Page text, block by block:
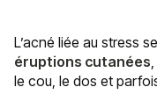
L’acné liée au stress
éruptions cutanées
le cou, le dos et